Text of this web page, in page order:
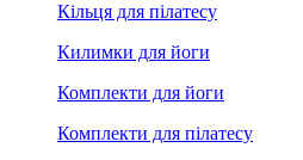
Кільця для пілатесу
Килимки для йоги
Комплекти для йоги
Комплекти для пілатесу